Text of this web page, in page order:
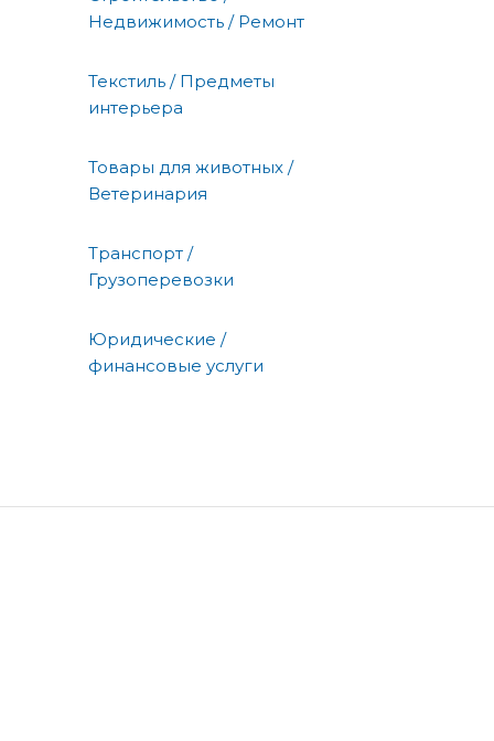
Недвижимость / Ремонт
Текстиль / Предметы
интерьера
Товары для животных /
Ветеринария
Транспорт /
Грузоперевозки
Юридические /
финансовые услуги